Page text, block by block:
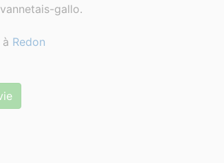
gallo.
Redon